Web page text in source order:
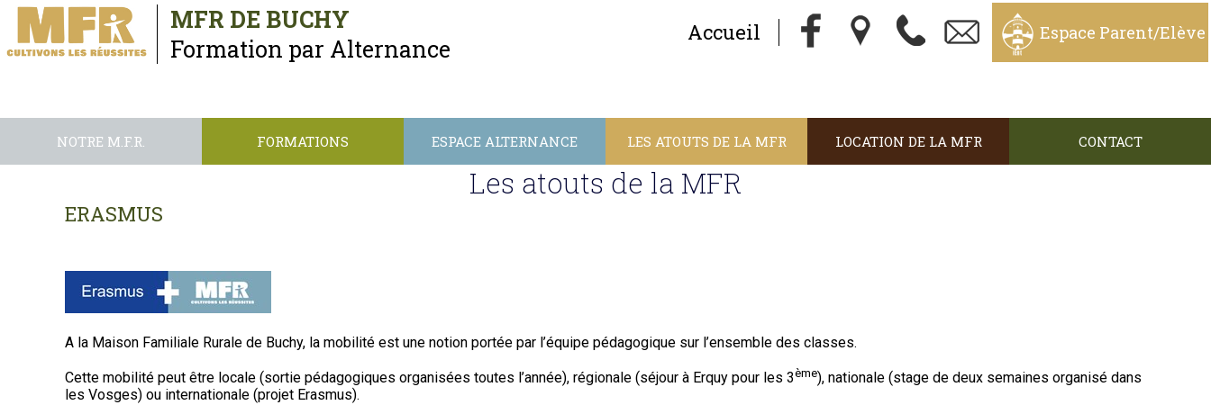
MFR DE BUCHY
Formation par Alternance
Accueil Espace Parent/Elève
NOTRE M.F.R. FORMATIONS ESPACE ALTERNANCE LES ATOUTS DE LA MFR LOCATION DE LA MFR CONTACT
Les atouts de la MFR
ERASMUS
A la Maison Familiale Rurale de Buchy, la mobilité est une notion portée par l’équipe pédagogique sur l’ensemble des classes.
Cette mobilité peut être locale (sortie pédagogiques organisées toutes l’année), régionale (séjour à Erquy pour les 3ème), nationale (stage de deux semaines organisé dans
les Vosges) ou internationale (projet Erasmus).